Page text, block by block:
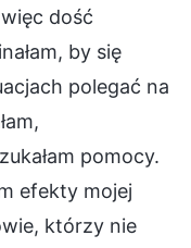
dość
by się
polegać na
pomocy.
efekty mojej
którzy nie